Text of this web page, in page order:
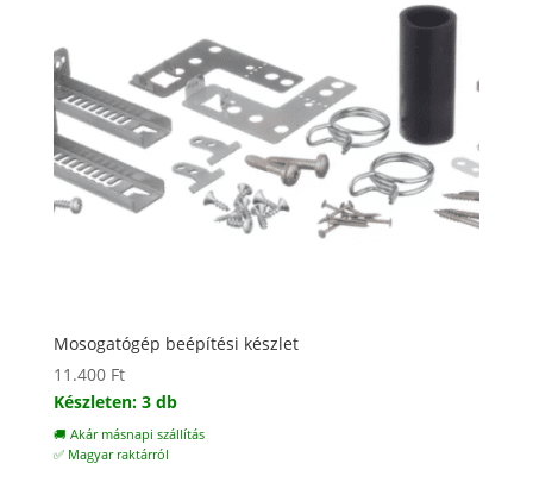
Mosogatógép beépítési készlet
11.400 Ft
Készleten: 3 db
🚚 Akár másnapi szállítás
✅ Magyar raktárról